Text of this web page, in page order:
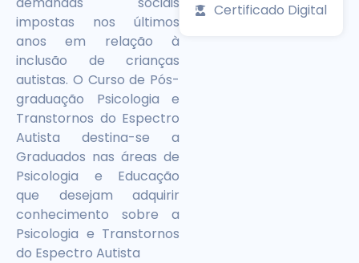
impostas nos últimos
anos em relação à
inclusão de crianças
autistas. O Curso de Pós-
graduação Psicologia e
Transtornos do Espectro
Autista destina-se a
Graduados nas áreas de
Psicologia e Educação
que desejam adquirir
conhecimento sobre a
Psicologia e Transtornos
do Espectro Autista
Certificado Digital